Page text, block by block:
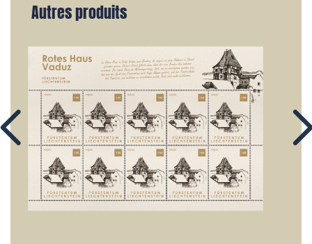
Autres produits